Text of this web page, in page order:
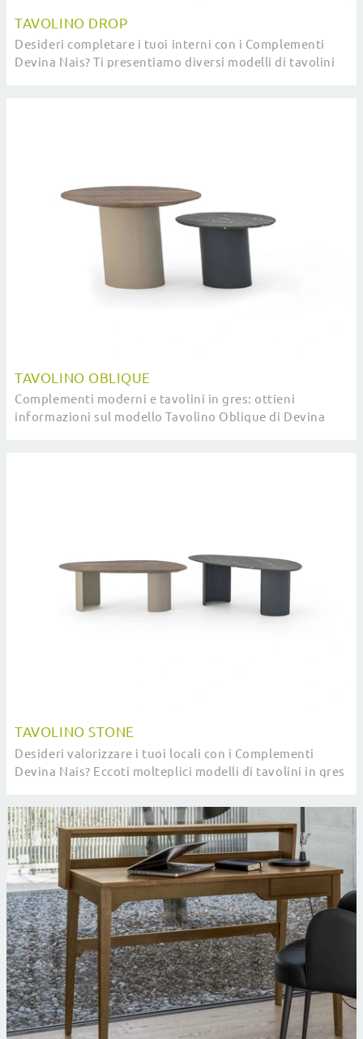
TAVOLINO DROP
Desideri completare i tuoi interni con i Complementi
Devina Nais? Ti presentiamo diversi modelli di tavolini
TAVOLINO OBLIQUE
Complementi moderni e tavolini in gres: ottieni
informazioni sul modello Tavolino Oblique di Devina
TAVOLINO STONE
Desideri valorizzare i tuoi locali con i Complementi
Devina Nais? Eccoti molteplici modelli di tavolini in gres